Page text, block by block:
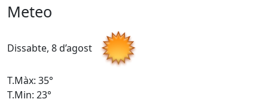
Meteo
Dissabte, 8 d’agost
T.Màx: 35°
T.Min: 23°